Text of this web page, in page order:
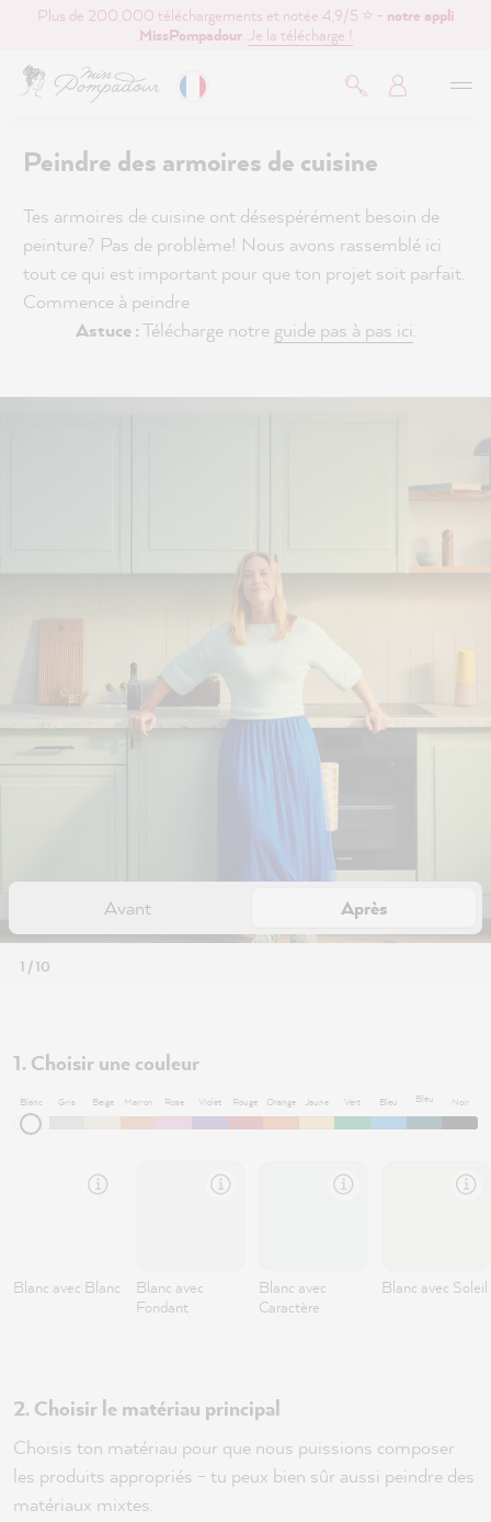
principal
Plus de 200 000 téléchargements et notée 4,9/5 ⭐ - notre appli
MissPompadour. Je la télécharge !
Peindre des armoires de cuisine
Tes armoires de cuisine ont désespérément besoin de
peinture? Pas de problème! Nous avons rassemblé ici
tout ce qui est important pour que ton projet soit parfait.
Commence à peindre
Astuce :Télécharge notre guide pas à pas ici.
Avant Après
1 / 10
1. Choisir une couleur
Blanc Gris Beige Marron Rose Violet Rouge Orange Jaune Vert Bleu
Bleu
Noir
Blanc avec Blanc
Blanc avec
Fondant
Blanc avec
Caractère
Blanc avec Soleil
2. Choisir le matériau principal
Choisis ton matériau pour que nous puissions composer
les produits appropriés - tu peux bien sûr aussi peindre des
matériaux mixtes.